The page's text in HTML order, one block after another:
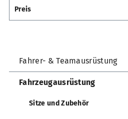
Fahrer- & Teamausrüstung
Fahrzeugausrüstung
Sitze und Zubehör
Preis